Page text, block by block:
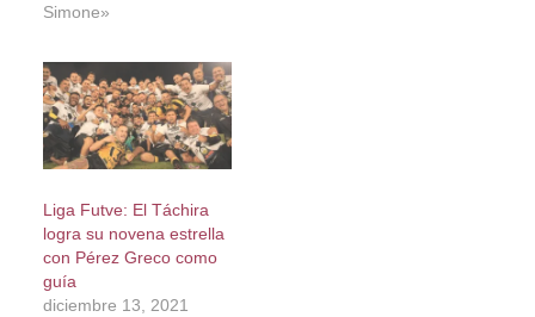
Simone»
Liga Futve: El Táchira
logra su novena estrella
con Pérez Greco como
guía
diciembre 13, 2021